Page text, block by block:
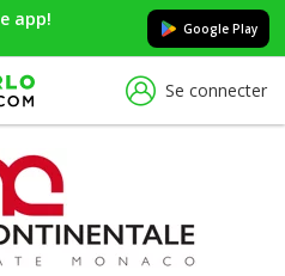
app! Google Play
Se connecter